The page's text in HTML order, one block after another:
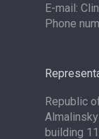
E-mail:
Phone
Republic
building